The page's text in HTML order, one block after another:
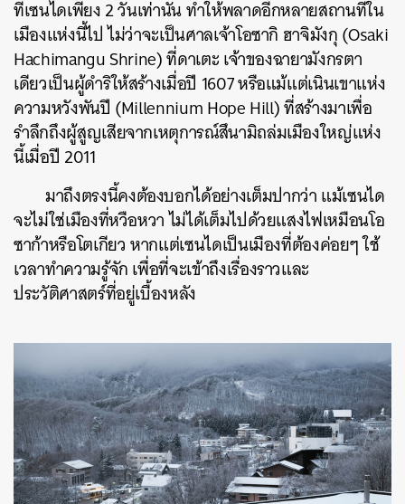
ที่เซนไดเพียง 2 วันเท่านั้น ทำให้พลาดอีกหลายสถานที่ใน
เมืองแห่งนี้ไป ไม่ว่าจะเป็นศาลเจ้าโอซากิ ฮาจิมังกุ (Osaki
Hachimangu Shrine) ที่ดาเตะ เจ้าของฉายามังกรตา
เดียวเป็นผู้ดำริให้สร้างเมื่อปี 1607 หรือแม้แต่เนินเขาแห่ง
ความหวังพันปี (Millennium Hope Hill) ที่สร้างมาเพื่อ
รำลึกถึงผู้สูญเสียจากเหตุการณ์สึนามิถล่มเมืองใหญ่แห่ง
นี้เมื่อปี 2011
มาถึงตรงนี้คงต้องบอกได้อย่างเต็มปากว่า แม้เซนได
จะไม่ใช่เมืองที่หวือหวา ไม่ได้เต็มไปด้วยแสงไฟเหมือนโอ
ซาก้าหรือโตเกียว หากแต่เซนไดเป็นเมืองที่ต้องค่อยๆ ใช้
เวลาทำความรู้จัก เพื่อที่จะเข้าถึงเรื่องราวและ
ประวัติศาสตร์ที่อยู่เบื้องหลัง